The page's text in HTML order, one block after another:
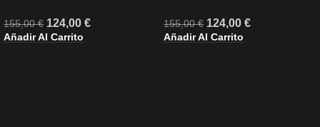
155,00€ 124,00 €
Añadir Al Carrito
155,00€ 124,00 €
Añadir Al Carrito